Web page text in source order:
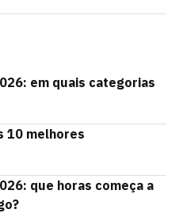
em quais categorias
10 melhores
que horas começa a